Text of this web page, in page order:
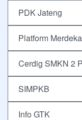
PDK Jateng
Platform
Cerdig SMKN 2
SIMPKB
Info GTK